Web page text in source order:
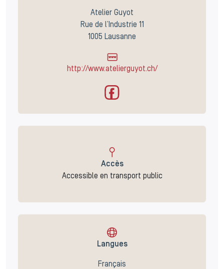
Atelier Guyot
Rue de l’Industrie 11
1005 Lausanne
http://www.atelierguyot.ch/
Accès
Accessible en transport public
Langues
Français